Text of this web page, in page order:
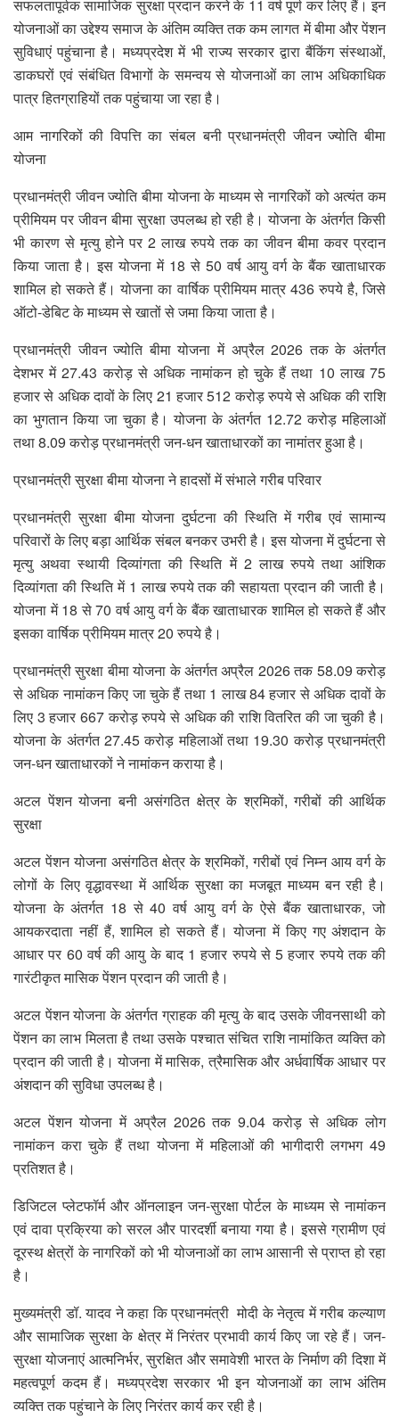
सफलतापूर्वक सामाजिक सुरक्षा प्रदान करने के 11 वर्ष पूर्ण कर लिए हैं। इन
योजनाओं का उद्देश्य समाज के अंतिम व्यक्ति तक कम लागत में बीमा और पेंशन
सुविधाएं पहुंचाना है। मध्यप्रदेश में भी राज्य सरकार द्वारा बैंकिंग संस्थाओं,
डाकघरों एवं संबंधित विभागों के समन्वय से योजनाओं का लाभ अधिकाधिक
पात्र हितग्राहियों तक पहुंचाया जा रहा है।
आम नागरिकों की विपत्ति का संबल बनी प्रधानमंत्री जीवन ज्योति बीमा
योजना
प्रधानमंत्री जीवन ज्योति बीमा योजना के माध्यम से नागरिकों को अत्यंत कम
प्रीमियम पर जीवन बीमा सुरक्षा उपलब्ध हो रही है। योजना के अंतर्गत किसी
भी कारण से मृत्यु होने पर 2 लाख रुपये तक का जीवन बीमा कवर प्रदान
किया जाता है। इस योजना में 18 से 50 वर्ष आयु वर्ग के बैंक खाताधारक
शामिल हो सकते हैं। योजना का वार्षिक प्रीमियम मात्र 436 रुपये है, जिसे
ऑटो-डेबिट के माध्यम से खातों से जमा किया जाता है।
प्रधानमंत्री जीवन ज्योति बीमा योजना में अप्रैल 2026 तक के अंतर्गत
देशभर में 27.43 करोड़ से अधिक नामांकन हो चुके हैं तथा 10 लाख 75
हजार से अधिक दावों के लिए 21 हजार 512 करोड़ रुपये से अधिक की राशि
का भुगतान किया जा चुका है। योजना के अंतर्गत 12.72 करोड़ महिलाओं
तथा 8.09 करोड़ प्रधानमंत्री जन-धन खाताधारकों का नामांतर हुआ है।
प्रधानमंत्री सुरक्षा बीमा योजना ने हादसों में संभाले गरीब परिवार
प्रधानमंत्री सुरक्षा बीमा योजना दुर्घटना की स्थिति में गरीब एवं सामान्य
परिवारों के लिए बड़ा आर्थिक संबल बनकर उभरी है। इस योजना में दुर्घटना से
मृत्यु अथवा स्थायी दिव्यांगता की स्थिति में 2 लाख रुपये तथा आंशिक
दिव्यांगता की स्थिति में 1 लाख रुपये तक की सहायता प्रदान की जाती है।
योजना में 18 से 70 वर्ष आयु वर्ग के बैंक खाताधारक शामिल हो सकते हैं और
इसका वार्षिक प्रीमियम मात्र 20 रुपये है।
प्रधानमंत्री सुरक्षा बीमा योजना के अंतर्गत अप्रैल 2026 तक 58.09 करोड़
से अधिक नामांकन किए जा चुके हैं तथा 1 लाख 84 हजार से अधिक दावों के
लिए 3 हजार 667 करोड़ रुपये से अधिक की राशि वितरित की जा चुकी है।
योजना के अंतर्गत 27.45 करोड़ महिलाओं तथा 19.30 करोड़ प्रधानमंत्री
जन-धन खाताधारकों ने नामांकन कराया है।
अटल पेंशन योजना बनी असंगठित क्षेत्र के श्रमिकों, गरीबों की आर्थिक
सुरक्षा
अटल पेंशन योजना असंगठित क्षेत्र के श्रमिकों, गरीबों एवं निम्न आय वर्ग के
लोगों के लिए वृद्धावस्था में आर्थिक सुरक्षा का मजबूत माध्यम बन रही है।
योजना के अंतर्गत 18 से 40 वर्ष आयु वर्ग के ऐसे बैंक खाताधारक, जो
आयकरदाता नहीं हैं, शामिल हो सकते हैं। योजना में किए गए अंशदान के
आधार पर 60 वर्ष की आयु के बाद 1 हजार रुपये से 5 हजार रुपये तक की
गारंटीकृत मासिक पेंशन प्रदान की जाती है।
अटल पेंशन योजना के अंतर्गत ग्राहक की मृत्यु के बाद उसके जीवनसाथी को
पेंशन का लाभ मिलता है तथा उसके पश्चात संचित राशि नामांकित व्यक्ति को
प्रदान की जाती है। योजना में मासिक, त्रैमासिक और अर्धवार्षिक आधार पर
अंशदान की सुविधा उपलब्ध है।
अटल पेंशन योजना में अप्रैल 2026 तक 9.04 करोड़ से अधिक लोग
नामांकन करा चुके हैं तथा योजना में महिलाओं की भागीदारी लगभग 49
प्रतिशत है।
डिजिटल प्लेटफॉर्म और ऑनलाइन जन-सुरक्षा पोर्टल के माध्यम से नामांकन
एवं दावा प्रक्रिया को सरल और पारदर्शी बनाया गया है। इससे ग्रामीण एवं
दूरस्थ क्षेत्रों के नागरिकों को भी योजनाओं का लाभ आसानी से प्राप्त हो रहा
है।
मुख्यमंत्री डॉ. यादव ने कहा कि प्रधानमंत्री मोदी के नेतृत्व में गरीब कल्याण
और सामाजिक सुरक्षा के क्षेत्र में निरंतर प्रभावी कार्य किए जा रहे हैं। जन-
सुरक्षा योजनाएं आत्मनिर्भर, सुरक्षित और समावेशी भारत के निर्माण की दिशा में
महत्वपूर्ण कदम हैं। मध्यप्रदेश सरकार भी इन योजनाओं का लाभ अंतिम
व्यक्ति तक पहुंचाने के लिए निरंतर कार्य कर रही है।